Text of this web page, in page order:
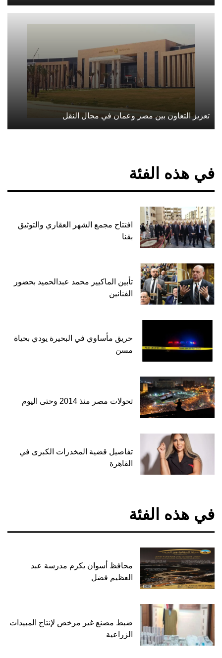
تعزيز التعاون بين مصر وعمان في مجال النقل
في هذه الفئة
افتتاح مجمع الشهر العقاري والتوثيق
بقنا
تأبين الماكيير محمد عبدالحميد بحضور
الفنانين
حريق مأساوي في البحيرة يودي بحياة
مسن
تحولات مصر منذ 2014 وحتى اليوم
تفاصيل قضية المخدرات الكبرى في
القاهرة
في هذه الفئة
محافظ أسوان يكرم مدرسة عبد
العظيم فضل
ضبط مصنع غير مرخص لإنتاج المبيدات
الزراعية